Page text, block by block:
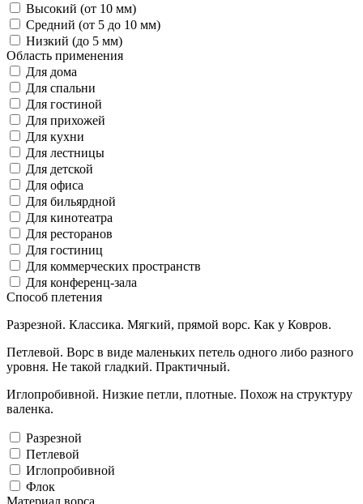
Высокий (от 10 мм)
Средний (от 5 до 10 мм)
Низкий (до 5 мм)
Область применения
Для дома
Для спальни
Для гостиной
Для прихожей
Для кухни
Для лестницы
Для детской
Для офиса
Для бильярдной
Для кинотеатра
Для ресторанов
Для гостиниц
Для коммерческих пространств
Для конференц-зала
Способ плетения
Разрезной. Классика. Мягкий, прямой ворс. Как у Ковров.
Петлевой. Ворс в виде маленьких петель одного либо разного
уровня. Не такой гладкий. Практичный.
Иглопробивной. Низкие петли, плотные. Похож на структуру
валенка.
Разрезной
Петлевой
Иглопробивной
Флок
Материал ворса